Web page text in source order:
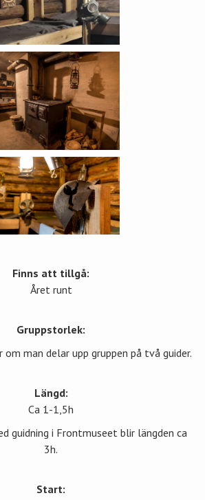
Finns att tillgå:
Året runt
Gruppstorlek:
man delar upp gruppen på två guider.
Längd:
Ca 1-1,5h
guidning i Frontmuseet blir längden ca
3h.
Start: